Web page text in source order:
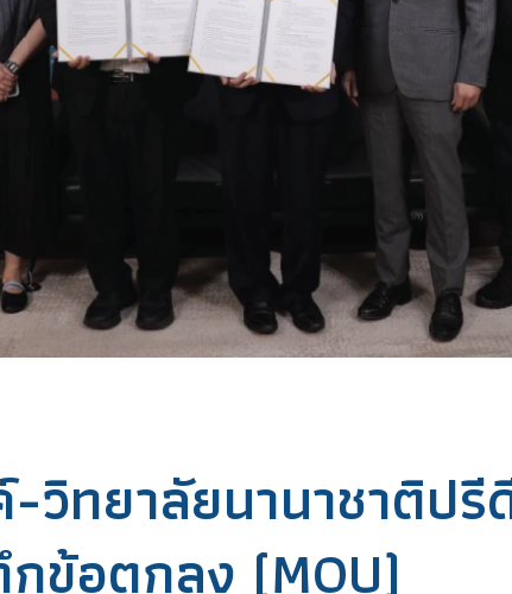
ทยาลัยนานาชาติปรี
ข้อตกลง (MOU)